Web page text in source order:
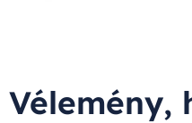
Vélemény,